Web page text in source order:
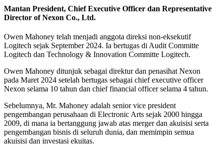
Mantan President, Chief Executive Officer dan Representative
Director of Nexon Co., Ltd.
Owen Mahoney telah menjadi anggota direksi non-eksekutif
Logitech sejak September 2024. Ia bertugas di Audit Committe
Logitech dan Technology & Innovation Committe Logitech.
Owen Mahoney ditunjuk sebagai direktur dan penasihat Nexon
pada Maret 2024 setelah bertugas sebagai chief executive officer
Nexon selama 10 tahun dan chief financial officer selama 4 tahun.
Sebelumnya, Mr. Mahoney adalah senior vice president
pengembangan perusahaan di Electronic Arts sejak 2000 hingga
2009, di mana ia bertanggung jawab atas merger dan akuisisi serta
pengembangan bisnis di seluruh dunia, dan memimpin semua
akuisisi dan investasi ekuitas.